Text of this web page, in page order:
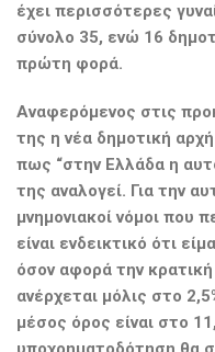
έχει περισσότερες
σύνολο 35, ενώ 16
πρώτη φορά.
Αναφερόμενος στις
της η νέα δημοτική
πως “στην Ελλάδα η
της αναλογεί. Για την
μνημονιακοί νόμοι που
είναι ενδεικτικό ότι
όσον αφορά την
ανέρχεται μόλις στο
μέσος όρος είναι στο